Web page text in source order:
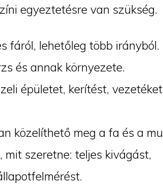
egyeztetésre van szükség.
fáról, lehetőleg több irányból.
és annak környezete.
épületet, kerítést,
közelíthető meg a fa és a
mit szeretne: teljes kivágást,